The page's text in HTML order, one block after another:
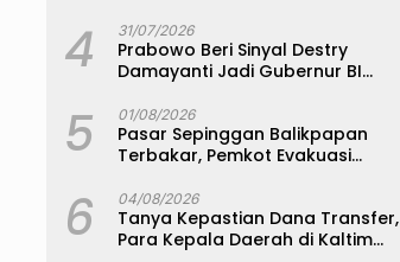
4 31/07/2026
Prabowo Beri Sinyal Destry
Damayanti Jadi Gubernur BI
5 01/08/2026
Pasar Sepinggan Balikpapan
Terbakar, Pemkot Evakuasi
6 04/08/2026
Tanya Kepastian Dana Transfer,
Para Kepala Daerah di Kaltim